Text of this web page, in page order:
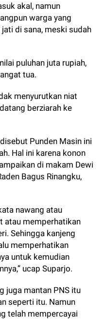
akal, namun
warga yang
di sana, meski sudah
puluhan juta rupiah,
tua.
menyurutkan niat
berziarah ke
Punden Masin ini
Hal ini karena konon
di makam Dewi
Bagus Rinangku,
nawang atau
atau memperhatikan
Sehingga kanjeng
memperhatikan
untuk kemudian
ucap Suparjo.
juga mantan PNS itu
seperti itu. Namun
telah mempercayai